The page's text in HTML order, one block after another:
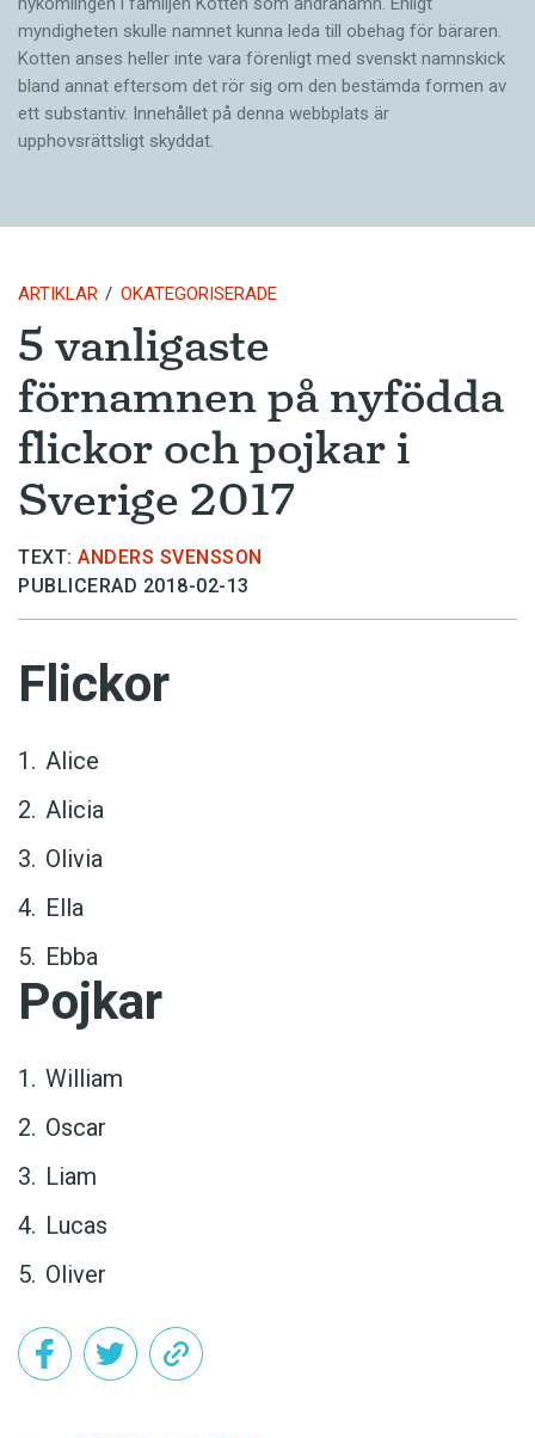
myndigheten skulle namnet kunna leda till obehag för bäraren.
Kotten anses heller inte vara förenligt med svenskt namnskick
bland annat eftersom det rör sig om den bestämda formen av
ett substantiv. Innehållet på denna webbplats är
upphovsrättsligt skyddat.
ARTIKLAR OKATEGORISERADE
5 vanligaste
förnamnen på nyfödda
flickor och pojkar i
Sverige 2017
TEXT: ANDERS SVENSSON
PUBLICERAD 2018-02-13
Flickor
Alice
Alicia
Olivia
Ella
Ebba
Pojkar
William
Oscar
Liam
Lucas
Oliver